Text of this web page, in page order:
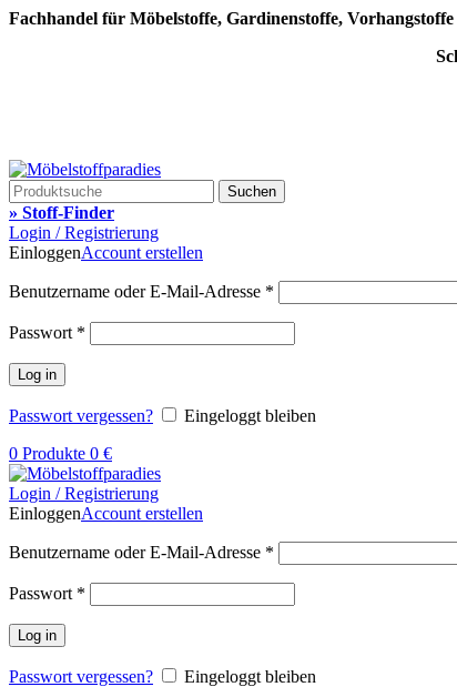
Fachhandel für Möbelstoffe, Gardinenstoffe,
Suchen
» Stoff-Finder
Login / Registrierung
EinloggenAccount erstellen
Benutzername oder E-Mail-Adresse *
Passwort *
Log in
Passwort vergessen?
Eingeloggt bleiben
0 Produkte 0 €
Login / Registrierung
EinloggenAccount erstellen
Benutzername oder E-Mail-Adresse *
Passwort *
Log in
Passwort vergessen?
Eingeloggt bleiben